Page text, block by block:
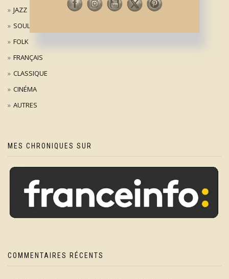
JAZZ
SOUL
FOLK
FRANÇAIS
CLASSIQUE
CINÉMA
AUTRES
MES CHRONIQUES SUR
COMMENTAIRES RÉCENTS